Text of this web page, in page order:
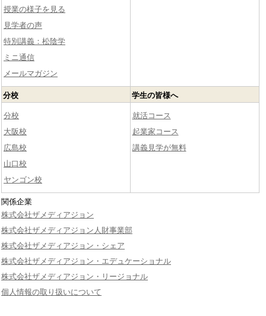
授業の様子を見る
見学者の声
特別講義：松陰学
ミニ通信
メールマガジン
分校
分校
大阪校
広島校
山口校
ヤンゴン校
学生の皆様へ
就活コース
起業家コース
講義見学が無料
関係企業
株式会社ザメディアジョン
株式会社ザメディアジョン人財事業部
株式会社ザメディアジョン・シェア
株式会社ザメディアジョン・エデュケーショナル
株式会社ザメディアジョン・リージョナル
個人情報の取り扱いについて